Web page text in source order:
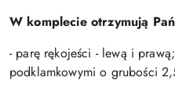
W komplecie otrzymują
- parę rękojeści - lewą i
podklamkowymi o grubości